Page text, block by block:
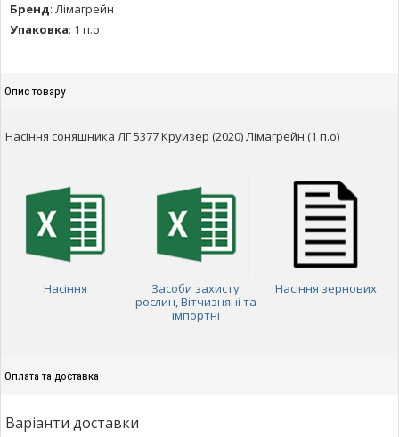
Бренд: Лімагрейн
Упаковка: 1 п.о
Опис товару
Насіння соняшника ЛГ 5377 Круизер (2020) Лімагрейн (1 п.о)
Насіння
Засоби захисту
рослин, Вітчизняні та
імпортні
Насіння зернових
Оплата та доставка
Варіанти доставки